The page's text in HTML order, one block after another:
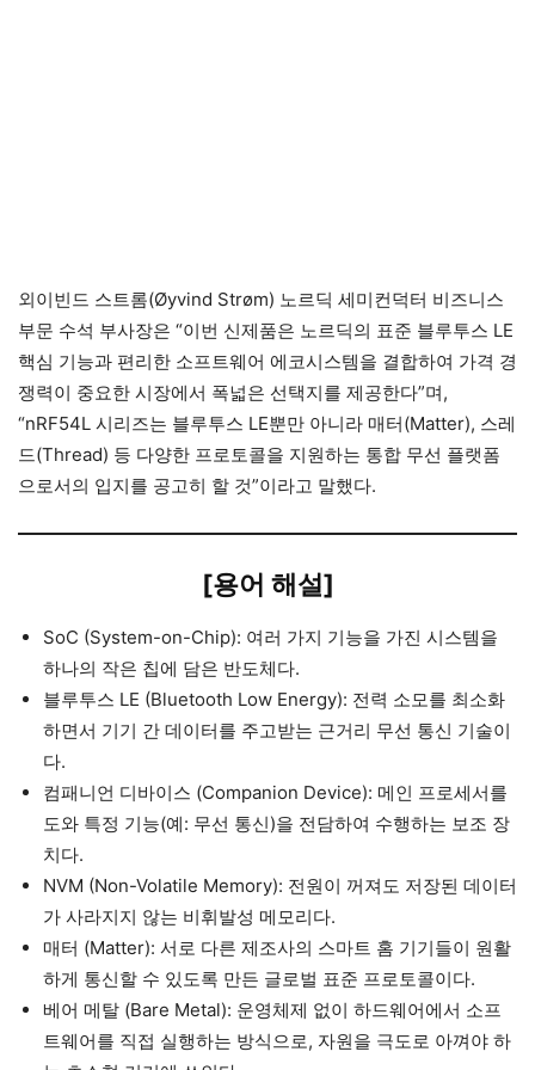
외이빈드 스트롬(Øyvind Strøm) 노르딕 세미컨덕터 비즈니스
부문 수석 부사장은 “이번 신제품은 노르딕의 표준 블루투스 LE
핵심 기능과 편리한 소프트웨어 에코시스템을 결합하여 가격 경
쟁력이 중요한 시장에서 폭넓은 선택지를 제공한다”며,
“nRF54L 시리즈는 블루투스 LE뿐만 아니라 매터(Matter), 스레
드(Thread) 등 다양한 프로토콜을 지원하는 통합 무선 플랫폼
으로서의 입지를 공고히 할 것”이라고 말했다.
[용어 해설]
SoC (System-on-Chip): 여러 가지 기능을 가진 시스템을
하나의 작은 칩에 담은 반도체다.
블루투스 LE (Bluetooth Low Energy): 전력 소모를 최소화
하면서 기기 간 데이터를 주고받는 근거리 무선 통신 기술이
다.
컴패니언 디바이스 (Companion Device): 메인 프로세서를
도와 특정 기능(예: 무선 통신)을 전담하여 수행하는 보조 장
치다.
NVM (Non-Volatile Memory): 전원이 꺼져도 저장된 데이터
가 사라지지 않는 비휘발성 메모리다.
매터 (Matter): 서로 다른 제조사의 스마트 홈 기기들이 원활
하게 통신할 수 있도록 만든 글로벌 표준 프로토콜이다.
베어 메탈 (Bare Metal): 운영체제 없이 하드웨어에서 소프
트웨어를 직접 실행하는 방식으로, 자원을 극도로 아껴야 하